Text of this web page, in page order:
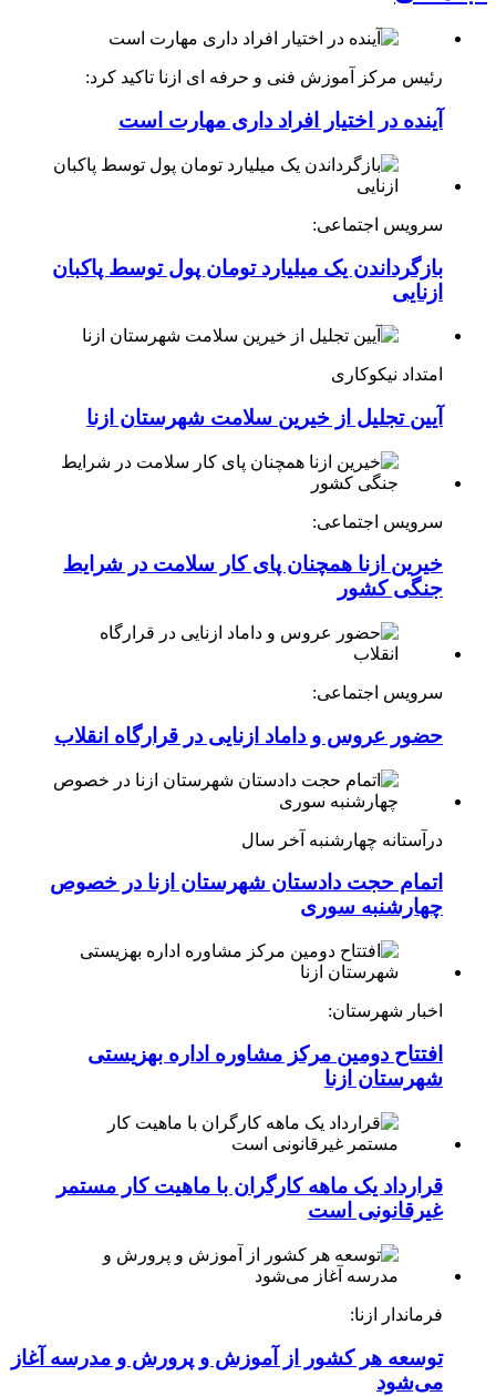
رئیس مرکز آموزش فنی و حرفه ای ازنا تاکید کرد:
آینده در اختیار افراد داری مهارت است
سرویس اجتماعی:
بازگرداندن یک میلیارد تومان پول توسط پاکبان
ازنایی
امتداد نیکوکاری
آیین تجلیل از خیرین سلامت شهرستان ازنا
سرویس اجتماعی:
خیرین ازنا همچنان پای کار سلامت در شرایط
جنگی کشور
سرویس اجتماعی:
حضور عروس و داماد ازنایی در قرارگاه انقلاب
درآستانه چهارشنبه آخر سال
اتمام حجت دادستان شهرستان ازنا در خصوص
چهارشنبه ‌سوری
اخبار شهرستان:
افتتاح دومین مرکز مشاوره اداره بهزیستی
شهرستان ازنا
قرارداد یک ماهه کارگران با ماهیت کار مستمر
غیرقانونی است
فرماندار ازنا:
توسعه هر کشور از آموزش و پرورش و مدرسه آغاز
می‌شود